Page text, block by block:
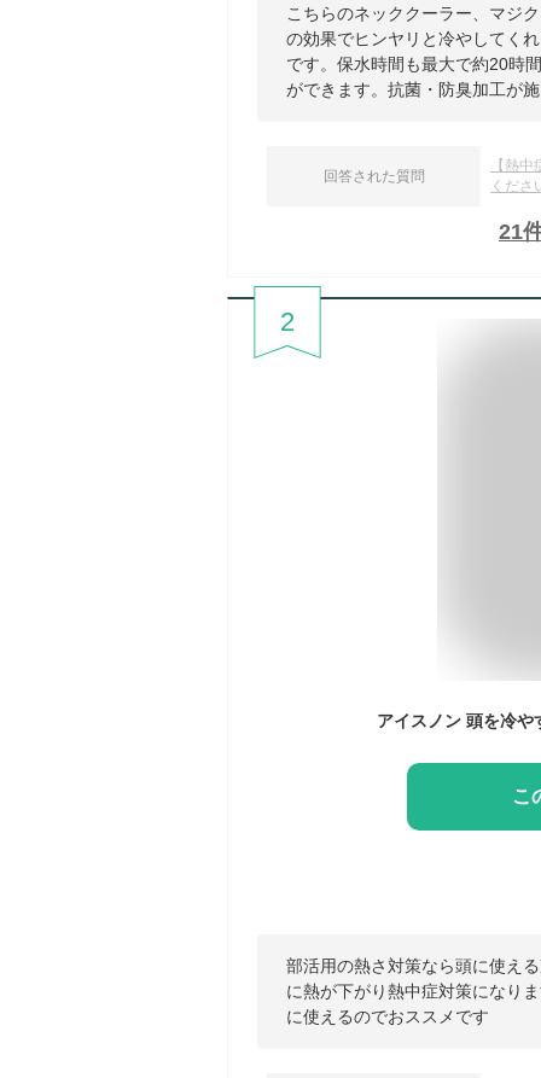
こちらのネッククーラー、マジ
の効果でヒンヤリと冷やしてく
です。保水時間も最大で約20時
ができます。抗菌・防臭加工が
回答された質問
【熱
くださ
21
2
こ
部活用の熱さ対策なら頭に使え
に熱が下がり熱中症対策になり
に使えるのでおススメです